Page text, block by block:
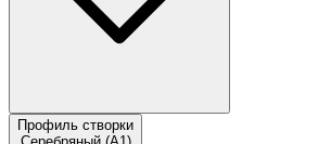
Профиль створки